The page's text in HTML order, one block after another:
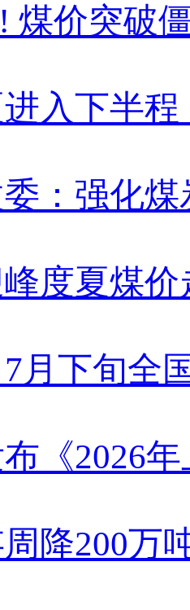
煤价突破
入下半
：强化
度夏煤价
月下旬全
《2026
降200万